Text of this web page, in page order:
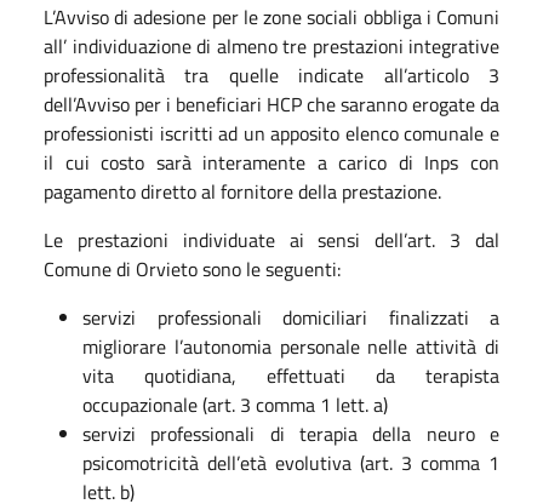
L’Avviso di adesione per le zone sociali obbliga i Comuni
all’ individuazione di almeno tre prestazioni integrative
professionalità tra quelle indicate all’articolo 3
dell’Avviso per i beneficiari HCP che saranno erogate da
professionisti iscritti ad un apposito elenco comunale e
il cui costo sarà interamente a carico di Inps con
pagamento diretto al fornitore della prestazione.
Le prestazioni individuate ai sensi dell’art. 3 dal
Comune di Orvieto sono le seguenti:
servizi professionali domiciliari finalizzati a
migliorare l’autonomia personale nelle attività di
vita quotidiana, effettuati da terapista
occupazionale (art. 3 comma 1 lett. a)
servizi professionali di terapia della neuro e
psicomotricità dell’età evolutiva (art. 3 comma 1
lett. b)